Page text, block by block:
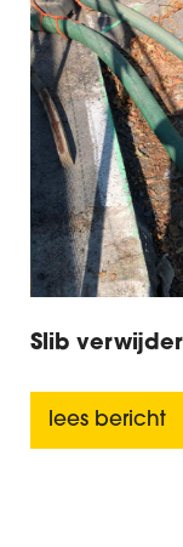
Slib
lees bericht